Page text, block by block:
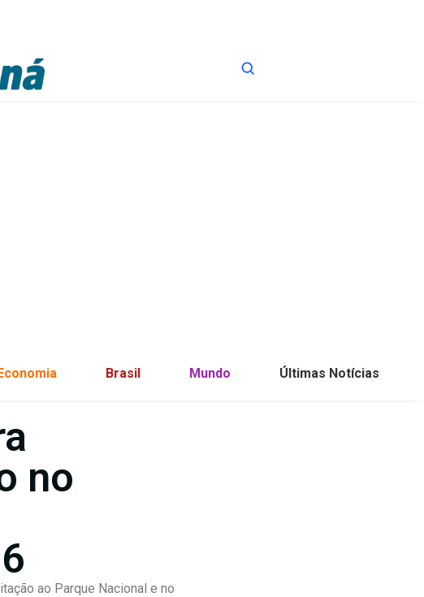
Brasil Mundo Últimas Notícias
no
ao Parque Nacional e no